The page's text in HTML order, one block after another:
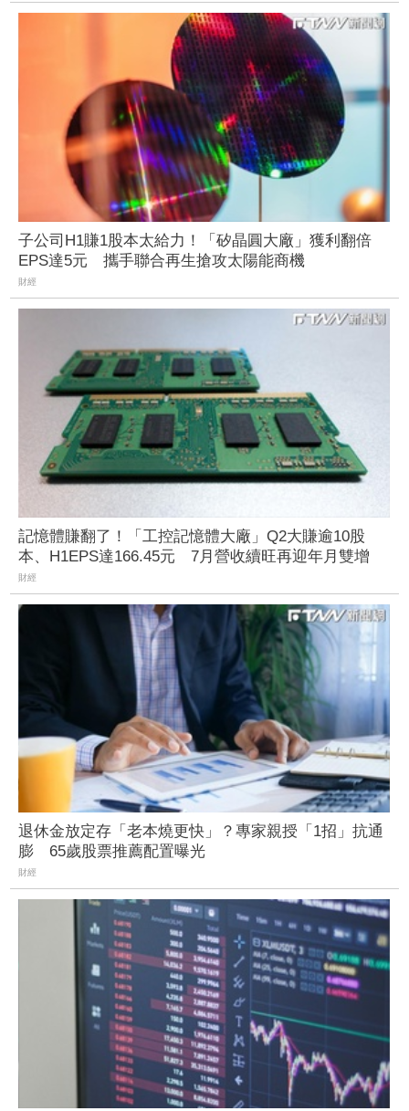
子公司H1賺1股本太給力！「矽晶圓大廠」獲利翻倍
EPS達5元 攜手聯合再生搶攻太陽能商機
財經
記憶體賺翻了！「工控記憶體大廠」Q2大賺逾10股
本、H1EPS達166.45元 7月營收續旺再迎年月雙增
財經
退休金放定存「老本燒更快」？專家親授「1招」抗通
膨 65歲股票推薦配置曝光
財經